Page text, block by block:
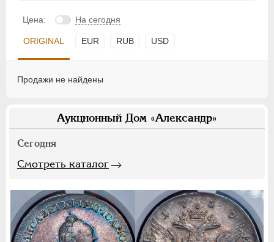
Цена: На сегодня
ORIGINAL EUR RUB USD
Продажи не найдены
Аукционный Дом «Александр»
Сегодня
Смотреть каталог